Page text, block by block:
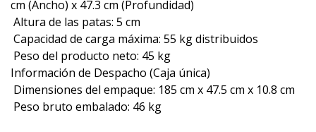
cm (Ancho) x 47.3 cm (Profundidad)
 Altura de las patas: 5 cm
 Capacidad de carga máxima: 55 kg distribuidos
 Peso del producto neto: 45 kg
Información de Despacho (Caja única)
 Dimensiones del empaque: 185 cm x 47.5 cm x 10.8 cm
 Peso bruto embalado: 46 kg